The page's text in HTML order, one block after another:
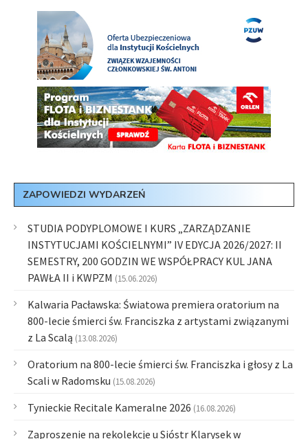
ZAPOWIEDZI WYDARZEŃ
STUDIA PODYPLOMOWE I KURS „ZARZĄDZANIE
INSTYTUCJAMI KOŚCIELNYMI” IV EDYCJA 2026/2027: II
SEMESTRY, 200 GODZIN WE WSPÓŁPRACY KUL JANA
PAWŁA II i KWPZM (15.06.2026)
Kalwaria Pacławska: Światowa premiera oratorium na
800-lecie śmierci św. Franciszka z artystami związanymi
z La Scalą (13.08.2026)
Oratorium na 800-lecie śmierci św. Franciszka i głosy z La
Scali w Radomsku (15.08.2026)
Tynieckie Recitale Kameralne 2026 (16.08.2026)
Zaproszenie na rekolekcje u Sióstr Klarysek w